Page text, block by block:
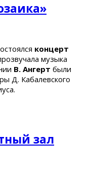
концерт
музыка
В. Ангерт были
Д. Кабалевского
зал